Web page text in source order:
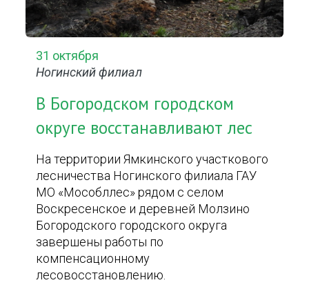
31 октября
Ногинский филиал
В Богородском городском
округе восстанавливают лес
На территории Ямкинского участкового
лесничества Ногинского филиала ГАУ
МО «Мособллес» рядом с селом
Воскресенское и деревней Молзино
Богородского городского округа
завершены работы по
компенсационному
лесовосстановлению.